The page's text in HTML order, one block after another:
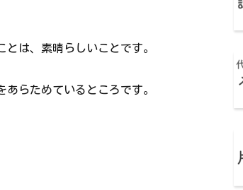
は、素晴らしいことです。
らためているところです。